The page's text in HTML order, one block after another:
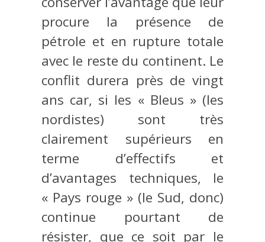
procure la présence de
pétrole et en rupture totale
avec le reste du continent. Le
conflit durera près de vingt
ans car, si les « Bleus » (les
nordistes) sont très
clairement supérieurs en
terme d’effectifs et
d’avantages techniques, le
« Pays rouge » (le Sud, donc)
continue pourtant de
résister, que ce soit par le